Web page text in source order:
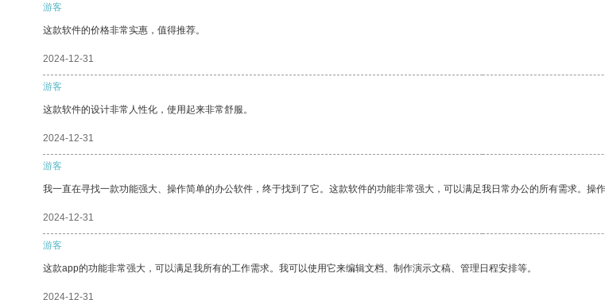
游客
这款软件的价格非常实惠，值得推荐。
2024-12-31
游客
这款软件的设计非常人性化，使用起来非常舒服。
2024-12-31
游客
我一直在寻找一款功能强大、操作简单的办公软件，终于找到了它。这款软件的功能非常强大，可以满足我日常办公的所有需求。操
2024-12-31
游客
这款app的功能非常强大，可以满足我所有的工作需求。我可以使用它来编辑文档、制作演示文稿、管理日程安排等。
2024-12-31